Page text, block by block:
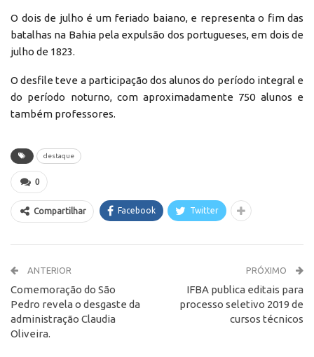
O dois de julho é um feriado baiano, e representa o fim das
batalhas na Bahia pela expulsão dos portugueses, em dois de
julho de 1823.
O desfile teve a participação dos alunos do período integral e
do período noturno, com aproximadamente 750 alunos e
também professores.
destaque
0
Compartilhar Facebook Twitter
ANTERIOR
Comemoração do São
Pedro revela o desgaste da
administração Claudia
Oliveira.
PRÓXIMO
IFBA publica editais para
processo seletivo 2019 de
cursos técnicos